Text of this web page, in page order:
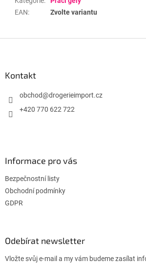
EAN: Zvolte variantu
Kontakt
obchod@drogerieimport.cz
+420 770 622 722
Informace pro vás
Bezpečnostní listy
Obchodní podmínky
GDPR
Odebírat newsletter
Vložte svůj e-mail a my vám budeme zasílat